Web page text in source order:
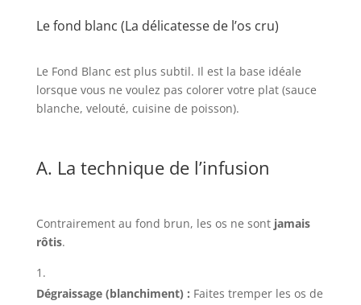
Le fond blanc (La délicatesse de l’os cru)
Le Fond Blanc est plus subtil. Il est la base idéale
lorsque vous ne voulez pas colorer votre plat (sauce
blanche, velouté, cuisine de poisson).
A. La technique de l’infusion
Contrairement au fond brun, les os ne sont jamais
rôtis.
Dégraissage (blanchiment) : Faites tremper les os de